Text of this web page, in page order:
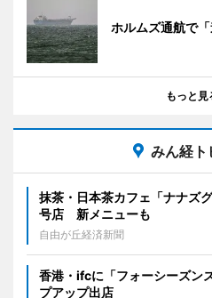
ホルムズ通航で「
もっと見
みん経ト
抹茶・日本茶カフェ「ナナズ
号店 新メニューも
自由が丘経済新聞
香港・ifcに「フォーシーズン
プアップ出店